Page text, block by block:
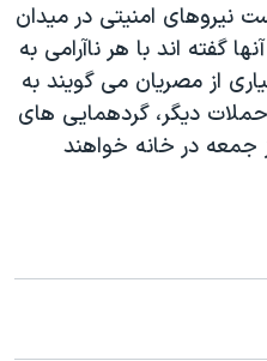
نیروهای امنیتی در میدان
گفته اند با هر ناآرامی به
از مصریان می گویند به
دیگر، گردهمایی های
جمعه در خانه خواهند